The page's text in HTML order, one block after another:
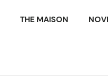
THE MAISON